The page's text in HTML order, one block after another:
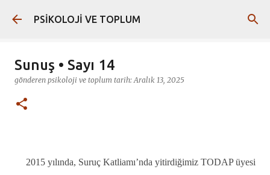
Ana içeriğe atla
PSİKOLOJİ VE TOPLUM
Sunuş • Sayı 14
gönderen psikoloji ve toplum tarih:Aralık 13, 2025
2015 yılında, Suruç Katliamı’nda yitirdiğimiz TODAP üyesi